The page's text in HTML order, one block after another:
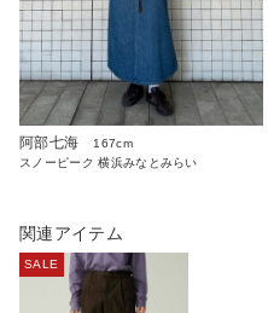
阿部七海
167cm
スノーピーク 横浜みなとみらい
関連アイテム
SALE